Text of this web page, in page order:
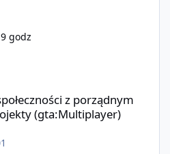
godz
z porządnym
(gta:Multiplayer)